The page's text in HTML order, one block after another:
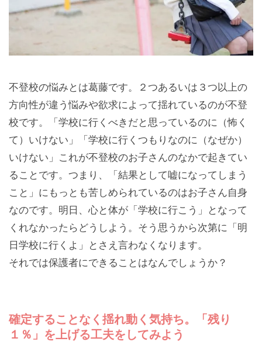
不登校の悩みとは葛藤です。２つあるいは３つ以上の
方向性が違う悩みや欲求によって揺れているのが不登
校です。「学校に行くべきだと思っているのに（怖く
て）いけない」「学校に行くつもりなのに（なぜか）
いけない」これが不登校のお子さんのなかで起きてい
ることです。つまり、「結果として嘘になってしまう
こと」にもっとも苦しめられているのはお子さん自身
なのです。明日、心と体が「学校に行こう」となって
くれなかったらどうしよう。そう思うから次第に「明
日学校に行くよ」とさえ言わなくなります。
それでは保護者にできることはなんでしょうか？
確定することなく揺れ動く気持ち。「残り
１％」を上げる工夫をしてみよう